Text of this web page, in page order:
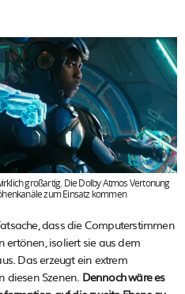
großartig. Die Dolby Atmos Vertonung
zum Einsatz kommen
dass die Computerstimmen
ertönen, isoliert sie aus dem
Das erzeugt ein extrem
diesen Szenen. Dennoch wäre es